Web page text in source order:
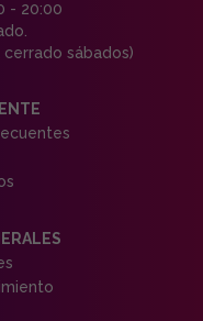
- 20:00
cerrado sábados)